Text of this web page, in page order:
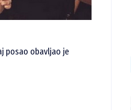
posao obavljao je